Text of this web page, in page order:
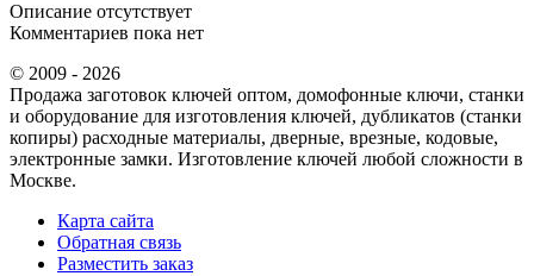
Описание отсутствует
Комментариев пока нет
© 2009 - 2026
Продажа заготовок ключей оптом, домофонные ключи, станки
и оборудование для изготовления ключей, дубликатов (станки
копиры) расходные материалы, дверные, врезные, кодовые,
электронные замки. Изготовление ключей любой сложности в
Москве.
Карта сайта
Обратная связь
Разместить заказ